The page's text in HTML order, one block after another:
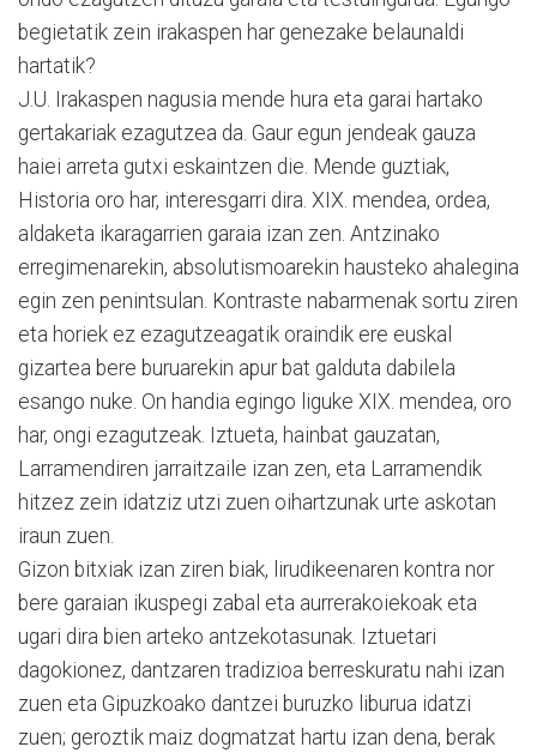
begietatik zein irakaspen har genezake belaunaldi
hartatik?
J.U. Irakaspen nagusia mende hura eta garai hartako
gertakariak ezagutzea da. Gaur egun jendeak gauza
haiei arreta gutxi eskaintzen die. Mende guztiak,
Historia oro har, interesgarri dira. XIX. mendea, ordea,
aldaketa ikaragarrien garaia izan zen. Antzinako
erregimenarekin, absolutismoarekin hausteko ahalegina
egin zen penintsulan. Kontraste nabarmenak sortu ziren
eta horiek ez ezagutzeagatik oraindik ere euskal
gizartea bere buruarekin apur bat galduta dabilela
esango nuke. On handia egingo liguke XIX. mendea, oro
har, ongi ezagutzeak. Iztueta, hainbat gauzatan,
Larramendiren jarraitzaile izan zen, eta Larramendik
hitzez zein idatziz utzi zuen oihartzunak urte askotan
iraun zuen.
Gizon bitxiak izan ziren biak, lirudikeenaren kontra nor
bere garaian ikuspegi zabal eta aurrerakoiekoak eta
ugari dira bien arteko antzekotasunak. Iztuetari
dagokionez, dantzaren tradizioa berreskuratu nahi izan
zuen eta Gipuzkoako dantzei buruzko liburua idatzi
zuen; geroztik maiz dogmatzat hartu izan dena, berak